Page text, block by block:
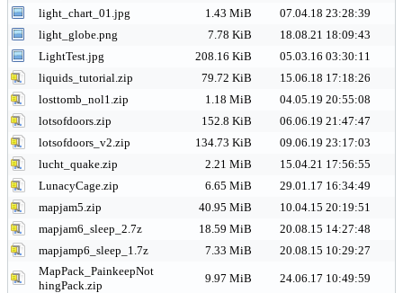
light_chart_01.jpg 1.43 MiB
07.04.18 23:28:39
light_globe.png
7.78 KiB
18.08.21 18:09:43
LightTest.jpg
208.16 KiB
05.03.16 03:30:11
liquids_tutorial.zip
79.72 KiB
15.06.18 17:18:26
losttomb_nol1.zip
1.18 MiB
04.05.19 20:55:08
lotsofdoors.zip
152.8 KiB
06.06.19 21:47:47
lotsofdoors_v2.zip
134.73 KiB
09.06.19 23:17:03
lucht_quake.zip
2.21 MiB
15.04.21 17:56:55
LunacyCage.zip
6.65 MiB
29.01.17 16:34:49
mapjam5.zip
40.95 MiB
10.04.15 20:19:51
mapjam6_sleep_2.7z
18.59 MiB
20.08.15 14:27:48
mapjamp6_sleep_1.7z
7.33 MiB
20.08.15 10:29:27
MapPack_PainkeepNot
hingPack.zip
9.97 MiB 24.06.17 10:49:59